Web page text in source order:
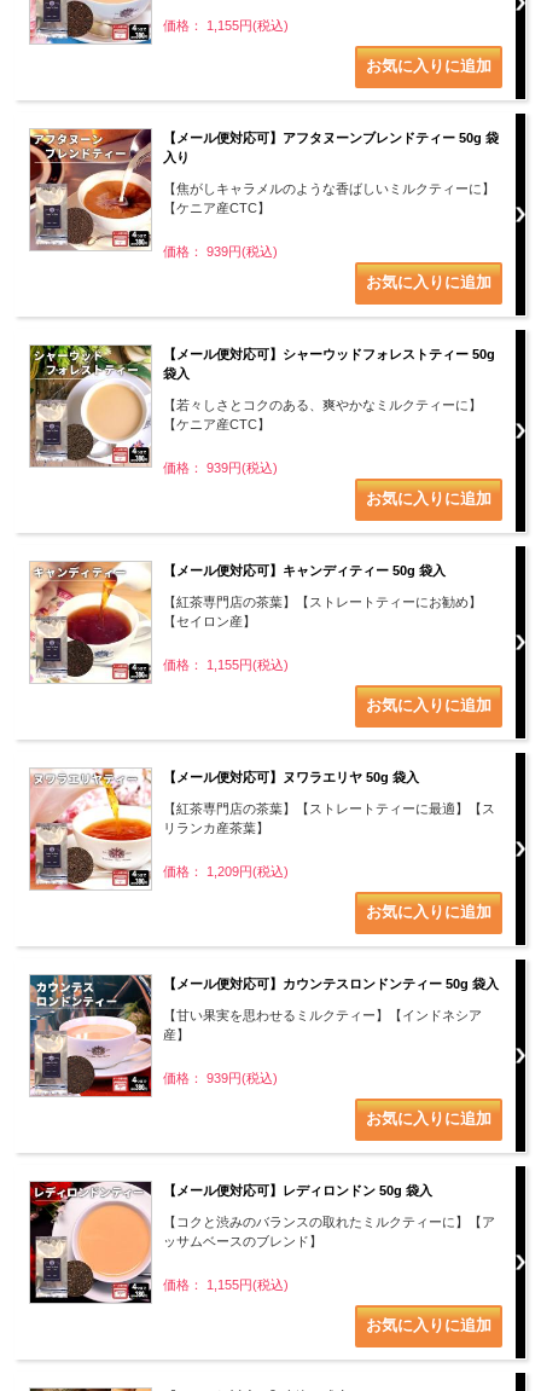
価格： 1,155円(税込)
【メール便対応可】アフタヌーンブレンドティー 50g 袋
入り
【焦がしキャラメルのような香ばしいミルクティーに】
【ケニア産CTC】
価格： 939円(税込)
【メール便対応可】シャーウッドフォレストティー 50g
袋入
【若々しさとコクのある、爽やかなミルクティーに】
【ケニア産CTC】
価格： 939円(税込)
【メール便対応可】キャンディティー 50g 袋入
【紅茶専門店の茶葉】【ストレートティーにお勧め】
【セイロン産】
価格： 1,155円(税込)
【メール便対応可】ヌワラエリヤ 50g 袋入
【紅茶専門店の茶葉】【ストレートティーに最適】【ス
リランカ産茶葉】
価格： 1,209円(税込)
【メール便対応可】カウンテスロンドンティー 50g 袋入
【甘い果実を思わせるミルクティー】【インドネシア
産】
価格： 939円(税込)
【メール便対応可】レディロンドン 50g 袋入
【コクと渋みのバランスの取れたミルクティーに】【ア
ッサムベースのブレンド】
価格： 1,155円(税込)